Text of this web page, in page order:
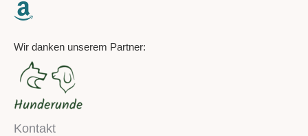
Wir danken unserem Partner:
Kontakt